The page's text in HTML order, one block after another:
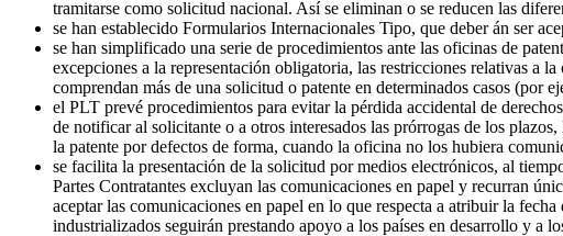
tramitarse como solicitud nacional. Así se eliminan o se reducen las
se han establecido Formularios Internacionales Tipo, que deber án ser
se han simplificado una serie de procedimientos ante las oficinas de
excepciones a la representación obligatoria, las restricciones relativas a
comprendan más de una solicitud o patente en determinados casos
el PLT prevé procedimientos para evitar la pérdida accidental de
de notificar al solicitante o a otros interesados las prórrogas de los
la patente por defectos de forma, cuando la oficina no los hubiera
se facilita la presentación de la solicitud por medios electrónicos, al
Partes Contratantes excluyan las comunicaciones en papel y recurran
aceptar las comunicaciones en papel en lo que respecta a atribuir la
industrializados seguirán prestando apoyo a los países en desarrollo y a